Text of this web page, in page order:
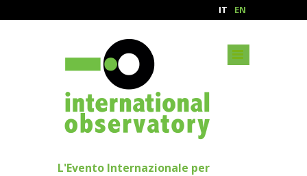
EN
IT
L'Evento Internazionale per